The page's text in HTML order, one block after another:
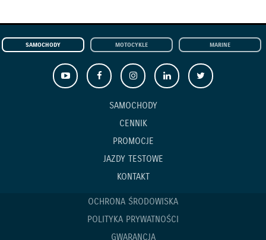
SAMOCHODY MOTOCYKLE MARINE
SAMOCHODY
CENNIK
PROMOCJE
JAZDY TESTOWE
KONTAKT
OCHRONA ŚRODOWISKA
POLITYKA PRYWATNOŚCI
GWARANCJA